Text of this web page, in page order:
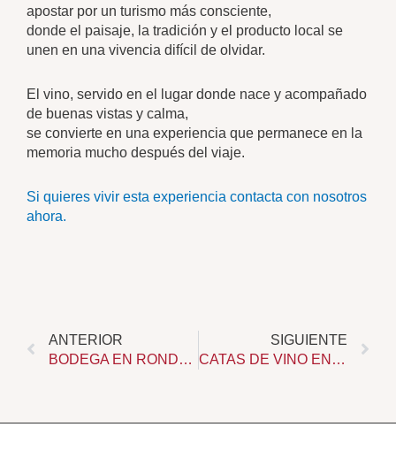
apostar por un turismo más consciente,
donde el paisaje, la tradición y el producto local se
unen en una vivencia difícil de olvidar.
El vino, servido en el lugar donde nace y acompañado
de buenas vistas y calma,
se convierte en una experiencia que permanece en la
memoria mucho después del viaje.
Si quieres vivir esta experiencia contacta con nosotros
ahora.
Ant
ANTERIOR
BODEGA EN RONDA: VINOS ARTESANALES Y EXPERIENCIA AUTÉNTICA EN LA SERRANÍA
SIGUIENTE
CATAS DE VINO EN RONDA: VIVE UNA EXPERIENCIA AUTÉNTICA EN EL VIÑEDO